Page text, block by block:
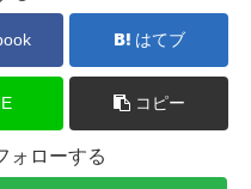
はてブ
コピー
ォローする